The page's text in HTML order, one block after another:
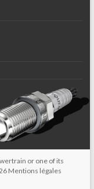
or one of its
Mentions légales